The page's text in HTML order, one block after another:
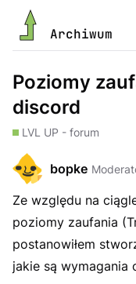
Archiwum
Poziomy
discord
LVL UP - forum
bopke
Ze względu na
poziomy zaufania
postanowiłem
jakie są wymagania